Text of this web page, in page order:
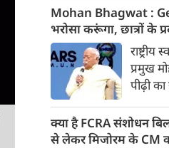
कड़ी में
के
और उपयोगी बनाने
शुरू हो
बाई
पास
एक नए
किया
Mohan Bhagwat :
भरोसा करूंगा, छात्रों के
बताएं, RSS प्रमुख मोहन
और पाकिस्तान को लेकर
प्रमुख
पीढ़ी
मूंदकर
विरोध-
क्या है FCRA संशोधन
से लेकर मिजोरम के CM